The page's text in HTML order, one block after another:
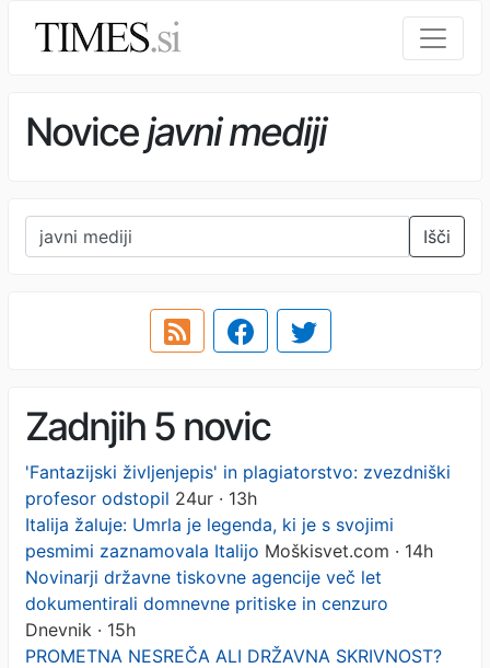
Novicejavni mediji
Išči
Zadnjih 5 novic
'Fantazijski življenjepis' in plagiatorstvo: zvezdniški
profesor odstopil 24ur · 13h
Italija žaluje: Umrla je legenda, ki je s svojimi
pesmimi zaznamovala Italijo Moškisvet.com · 14h
Novinarji državne tiskovne agencije več let
dokumentirali domnevne pritiske in cenzuro
Dnevnik · 15h
PROMETNA NESREČA ALI DRŽAVNA SKRIVNOST?